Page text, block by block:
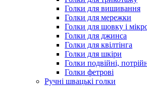
Голки для вишивання
Голки для мережки
Голки для шовку і
Голки для джинса
Голки для квілтінга
Голки для шкіри
Голки подвійні,
Голки фетрові
Ручні швацькі голки